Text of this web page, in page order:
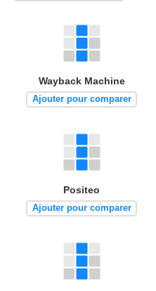
Wayback Machine
Ajouter pour comparer
Positeo
Ajouter pour comparer